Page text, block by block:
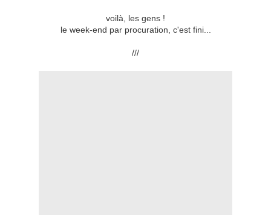
voilà, les gens !
le week-end par procuration, c'est fini...
///